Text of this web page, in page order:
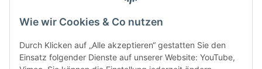
Wie wir Cookies & Co nutzen
Durch Klicken auf „Alle akzeptieren“ gestatten Sie den
Einsatz folgender Dienste auf unserer Website: YouTube,